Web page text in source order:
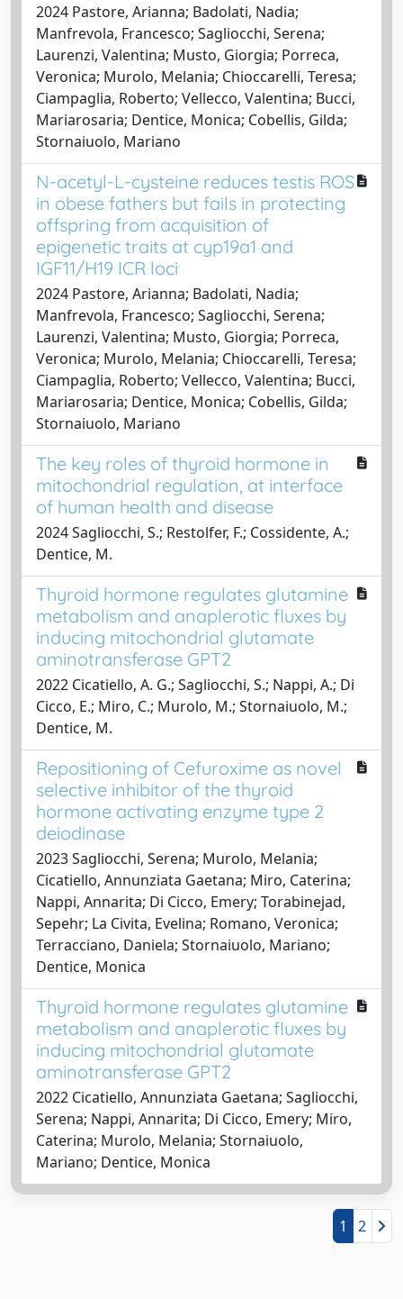
2024 Pastore, Arianna; Badolati, Nadia;
Manfrevola, Francesco; Sagliocchi, Serena;
Laurenzi, Valentina; Musto, Giorgia; Porreca,
Veronica; Murolo, Melania; Chioccarelli, Teresa;
Ciampaglia, Roberto; Vellecco, Valentina; Bucci,
Mariarosaria; Dentice, Monica; Cobellis, Gilda;
Stornaiuolo, Mariano
N-acetyl-L-cysteine reduces testis ROS
in obese fathers but fails in protecting
offspring from acquisition of
epigenetic traits at cyp19a1 and
IGF11/H19 ICR loci
2024 Pastore, Arianna; Badolati, Nadia;
Manfrevola, Francesco; Sagliocchi, Serena;
Laurenzi, Valentina; Musto, Giorgia; Porreca,
Veronica; Murolo, Melania; Chioccarelli, Teresa;
Ciampaglia, Roberto; Vellecco, Valentina; Bucci,
Mariarosaria; Dentice, Monica; Cobellis, Gilda;
Stornaiuolo, Mariano
The key roles of thyroid hormone in
mitochondrial regulation, at interface
of human health and disease
2024 Sagliocchi, S.; Restolfer, F.; Cossidente, A.;
Dentice, M.
Thyroid hormone regulates glutamine
metabolism and anaplerotic fluxes by
inducing mitochondrial glutamate
aminotransferase GPT2
2022 Cicatiello, A. G.; Sagliocchi, S.; Nappi, A.; Di
Cicco, E.; Miro, C.; Murolo, M.; Stornaiuolo, M.;
Dentice, M.
Repositioning of Cefuroxime as novel
selective inhibitor of the thyroid
hormone activating enzyme type 2
deiodinase
2023 Sagliocchi, Serena; Murolo, Melania;
Cicatiello, Annunziata Gaetana; Miro, Caterina;
Nappi, Annarita; Di Cicco, Emery; Torabinejad,
Sepehr; La Civita, Evelina; Romano, Veronica;
Terracciano, Daniela; Stornaiuolo, Mariano;
Dentice, Monica
Thyroid hormone regulates glutamine
metabolism and anaplerotic fluxes by
inducing mitochondrial glutamate
aminotransferase GPT2
2022 Cicatiello, Annunziata Gaetana; Sagliocchi,
Serena; Nappi, Annarita; Di Cicco, Emery; Miro,
Caterina; Murolo, Melania; Stornaiuolo,
Mariano; Dentice, Monica
1 2